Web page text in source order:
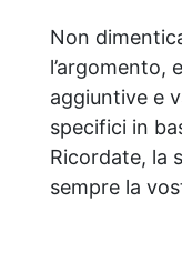
Non
l’argomento,
aggiuntive e
specifici in
Ricordate, la
sempre la